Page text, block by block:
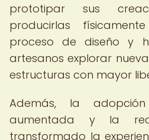
prototipar sus
producirlas
proceso de diseño y
artesanos explorar
estructuras con mayor
Además, la
aumentada y la
transformado la